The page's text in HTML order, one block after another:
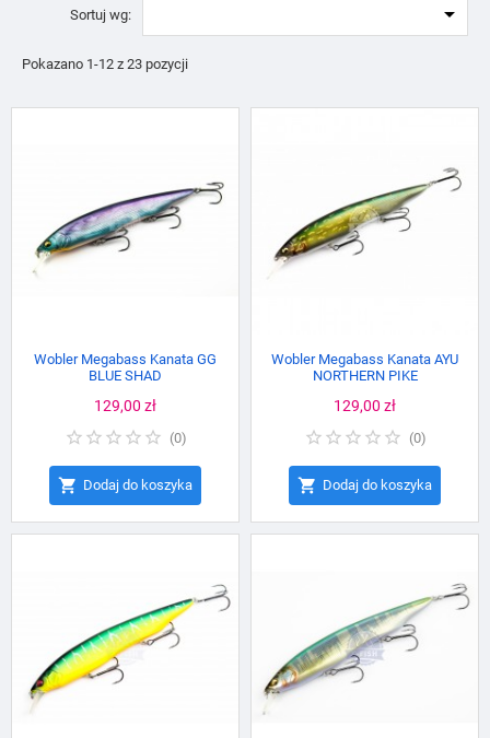
Sortuj wg: 
Pokazano 1-12 z 23 pozycji
Wobler Megabass Kanata GG
BLUE SHAD
Cena
129,00 zł
(0)
 Dodaj do koszyka
Wobler Megabass Kanata AYU
NORTHERN PIKE
Cena
129,00 zł
(0)
 Dodaj do koszyka